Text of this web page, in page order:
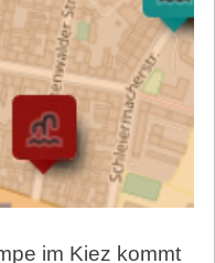
im Kiez kommt